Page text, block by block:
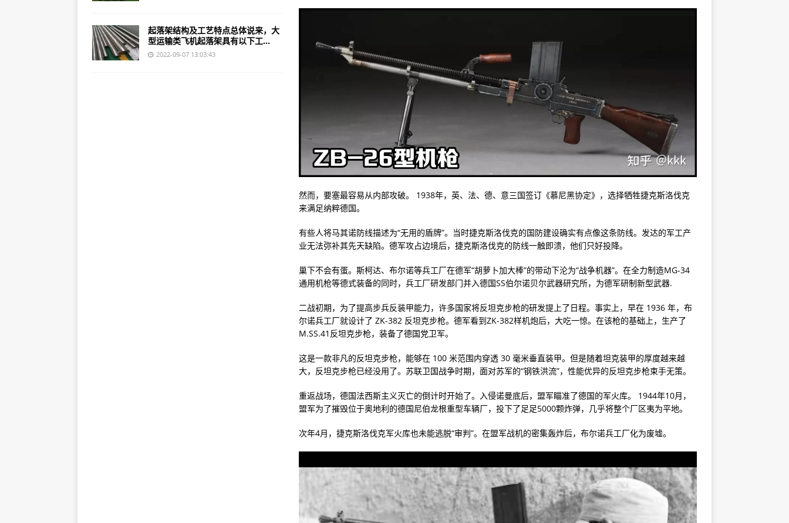
然而，要塞最容易从内部攻破。 1938年，英、法、德、意三国签订《慕尼黑协定》，选择牺牲捷克斯洛伐克
来满足纳粹德国。
有些人将马其诺防线描述为“无用的盾牌”。当时捷克斯洛伐克的国防建设确实有点像这条防线。发达的军工产
业无法弥补其先天缺陷。德军攻占边境后，捷克斯洛伐克的防线一触即溃，他们只好投降。
巢下不会有蛋。斯柯达、布尔诺等兵工厂在德军“胡萝卜加大棒”的带动下沦为“战争机器”。在全力制造MG-34
通用机枪等德式装备的同时，兵工厂研发部门并入德国SS伯尔诺贝尔武器研究所，为德军研制新型武器.
二战初期，为了提高步兵反装甲能力，许多国家将反坦克步枪的研发提上了日程。事实上，早在 1936 年，布
尔诺兵工厂就设计了 ZK-382 反坦克步枪。德军看到ZK-382样机炮后，大吃一惊。在该枪的基础上，生产了
M.SS.41反坦克步枪，装备了德国党卫军。
这是一款非凡的反坦克步枪，能够在 100 米范围内穿透 30 毫米垂直装甲。但是随着坦克装甲的厚度越来越
大，反坦克步枪已经没用了。苏联卫国战争时期，面对苏军的“钢铁洪流”，性能优异的反坦克步枪束手无策。
重返战场，德国法西斯主义灭亡的倒计时开始了。入侵诺曼底后，盟军瞄准了德国的军火库。 1944年10月，
盟军为了摧毁位于奥地利的德国尼伯龙根重型车辆厂，投下了足足5000颗炸弹，几乎将整个厂区夷为平地。
次年4月，捷克斯洛伐克军火库也未能逃脱“审判”。在盟军战机的密集轰炸后，布尔诺兵工厂化为废墟。
起落架结构及工艺特点总体说来，大
型运输类飞机起落架具有以下工...
2022-09-07 13:03:43